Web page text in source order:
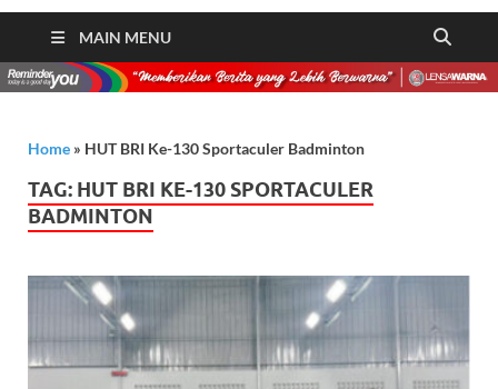
MAIN MENU
Home » HUT BRI Ke-130 Sportaculer Badminton
TAG: HUT BRI KE-130 SPORTACULER
BADMINTON